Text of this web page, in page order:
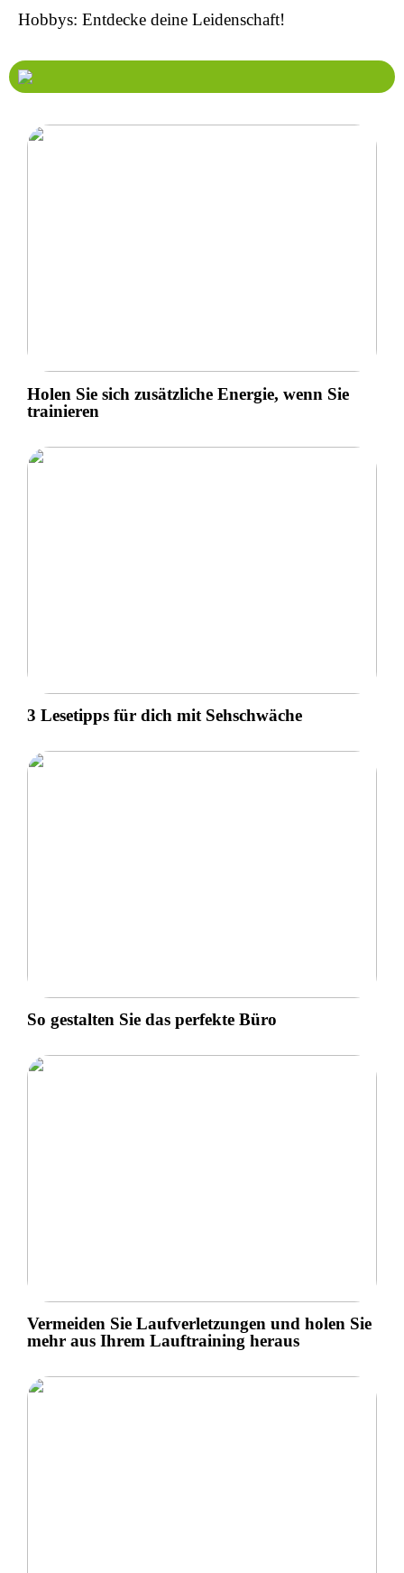
Hobbys: Entdecke deine Leidenschaft!
Holen Sie sich zusätzliche Energie, wenn Sie
trainieren
3 Lesetipps für dich mit Sehschwäche
So gestalten Sie das perfekte Büro
Vermeiden Sie Laufverletzungen und holen Sie
mehr aus Ihrem Lauftraining heraus